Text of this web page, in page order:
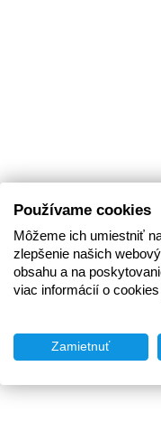
Používame cookies
Môžeme ich umiestniť
zlepšenie našich
obsahu a na
viac informácií o
Zamietnuť